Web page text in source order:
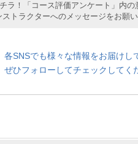
ラ！「コース評価アンケート」内の
トラクターへのメッセージをお願
各SNSでも様々な情報をお届けし
ぜひフォローしてチェックしてく